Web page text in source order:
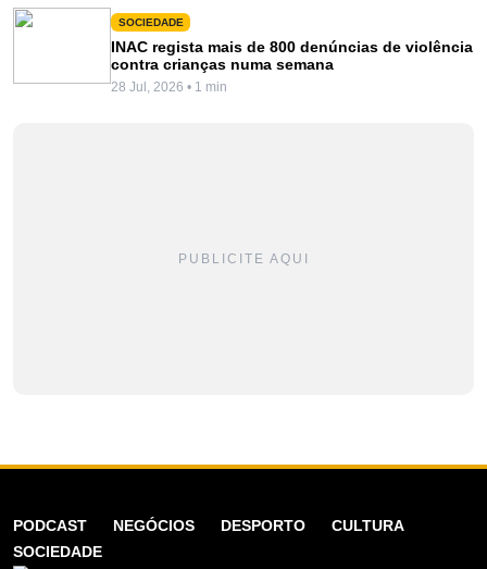
SOCIEDADE
INAC regista mais de 800 denúncias de violência
contra crianças numa semana
28 Jul, 2026 • 1 min
PUBLICITE AQUI
PODCAST NEGÓCIOS DESPORTO
CULTURA
SOCIEDADE